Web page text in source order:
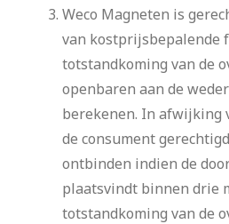
Weco Magneten is
van kostprijsbepalende
totstandkoming van de
openbaren aan de
berekenen. In afwijking
de consument
ontbinden indien de
plaatsvindt binnen drie
totstandkoming van de